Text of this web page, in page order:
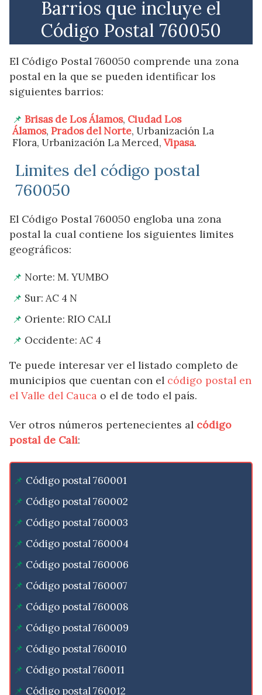
Barrios que incluye el
Código Postal 760050
El Código Postal 760050 comprende una zona
postal en la que se pueden identificar los
siguientes barrios:
Brisas de Los Álamos, Ciudad Los
Álamos, Prados del Norte, Urbanización La
Flora, Urbanización La Merced, Vipasa.
Limites del código postal
760050
El Código Postal 760050 engloba una zona
postal la cual contiene los siguientes limites
geográficos:
Norte: M. YUMBO
Sur: AC 4 N
Oriente: RIO CALI
Occidente: AC 4
Te puede interesar ver el listado completo de
municipios que cuentan con el código postal en
el Valle del Cauca o el de todo el país.
Ver otros números pertenecientes al código
postal de Cali:
Código postal 760001
Código postal 760002
Código postal 760003
Código postal 760004
Código postal 760006
Código postal 760007
Código postal 760008
Código postal 760009
Código postal 760010
Código postal 760011
Código postal 760012